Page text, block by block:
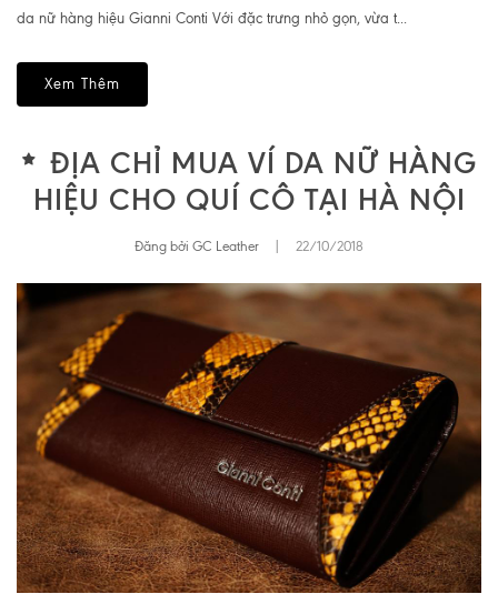
da nữ hàng hiệu Gianni Conti Với đặc trưng nhỏ gọn, vừa t...
Xem Thêm
ĐỊA CHỈ MUA VÍ DA NỮ HÀNG
HIỆU CHO QUÍ CÔ TẠI HÀ NỘI
Đăng bởi GC Leather 22/10/2018